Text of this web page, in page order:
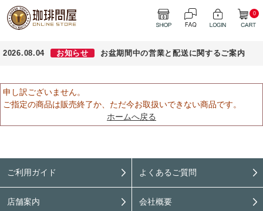
0
2026.08.04 お知らせ お盆期間中の営業と配送に関するご案内
申し訳ございません。
ご指定の商品は販売終了か、ただ今お取扱いできない商品です。
ホームへ戻る
ご利用ガイド よくあるご質問
店舗案内 会社概要